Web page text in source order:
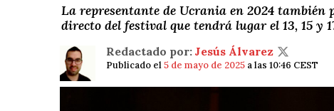
La representante de Ucrania en 2024 también
directo del festival que tendrá lugar el 13, 15 y
Redactado por: Jesús Álvarez
Publicado el5 de mayo de 2025 a las 10:46 CEST